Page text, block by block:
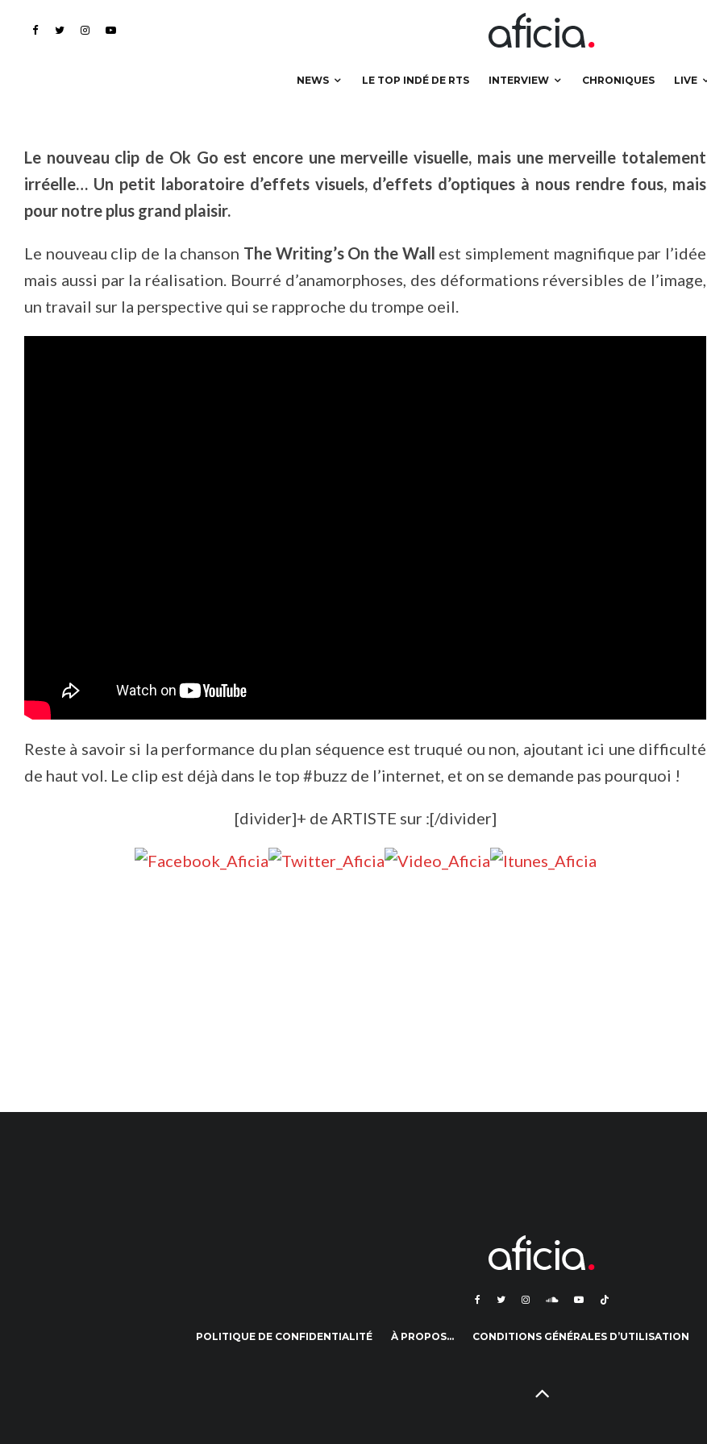
NEWS LE TOP INDÉ DE RTS INTERVIEW CHRONIQUES LIVE
Ok Go, le clip totalement irréel !
Le nouveau clip de Ok Go est encore une merveille visuelle, mais une merveille totalement
irréelle… Un petit laboratoire d’effets visuels, d’effets d’optiques à nous rendre fous, mais
pour notre plus grand plaisir.
Le nouveau clip de la chanson The Writing’s On the Wall est simplement magnifique par l’idée
mais aussi par la réalisation. Bourré d’anamorphoses, des déformations réversibles de l’image,
un travail sur la perspective qui se rapproche du trompe oeil.
Reste à savoir si la performance du plan séquence est truqué ou non, ajoutant ici une difficulté
de haut vol. Le clip est déjà dans le top #buzz de l’internet, et on se demande pas pourquoi !
[divider]+ de ARTISTE sur :[/divider]
POLITIQUE DE CONFIDENTIALITÉ À PROPOS… CONDITIONS GÉNÉRALES D’UTILISATION